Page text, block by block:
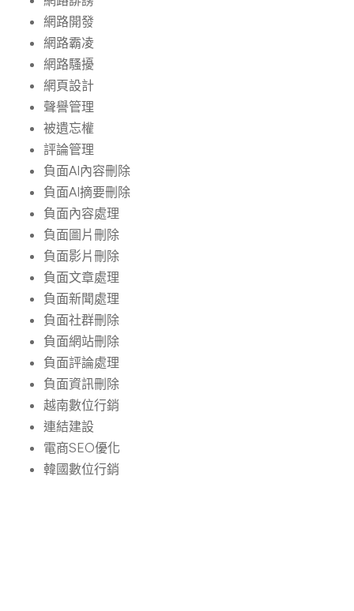
網路開發
網路霸凌
網路騷擾
網頁設計
聲譽管理
被遺忘權
評論管理
負面AI內容刪除
負面AI摘要刪除
負面內容處理
負面圖片刪除
負面影片刪除
負面文章處理
負面新聞處理
負面社群刪除
負面網站刪除
負面評論處理
負面資訊刪除
越南數位行銷
連結建設
電商SEO優化
韓國數位行銷